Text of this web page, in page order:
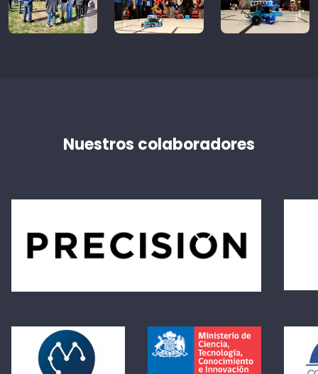
Nuestros colaboradores